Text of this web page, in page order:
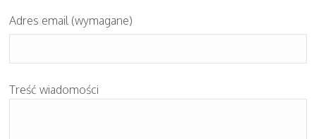
Adres email (wymagane)
Treść wiadomości